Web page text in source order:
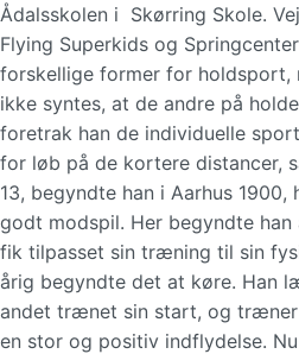
Ådalsskolen i Skørring Skole.
Flying Superkids og
forskellige former for holdsport,
ikke syntes, at de andre på
foretrak han de individuelle
for løb på de kortere distancer,
13, begyndte han i Aarhus
godt modspil. Her begyndte
fik tilpasset sin træning til sin
årig begyndte det at køre. Han
andet trænet sin start, og træner
en stor og positiv indflydelse.